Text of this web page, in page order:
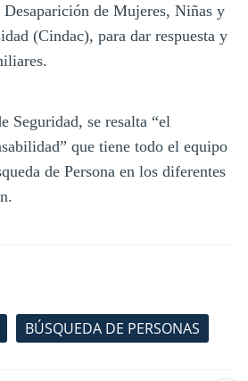
Desaparición de Mujeres, Niñas y
(Cindac), para dar respuesta y
Seguridad, se resalta “el
que tiene todo el equipo
de Persona en los diferentes
BÚSQUEDA DE PERSONAS